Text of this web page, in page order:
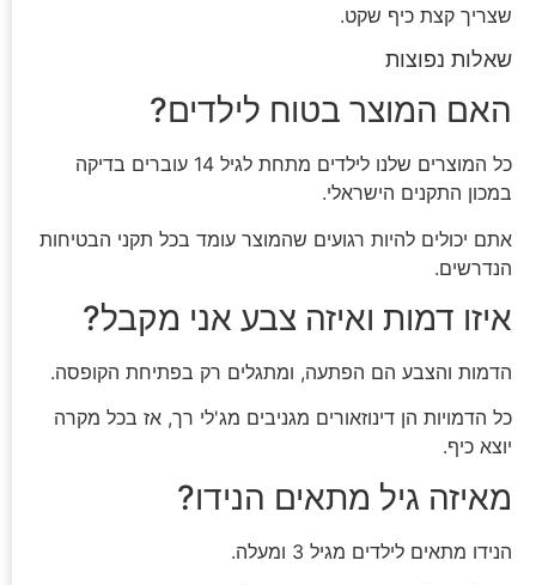
שצריך קצת כיף שקט.
שאלות נפוצות
האם המוצר בטוח לילדים?
כל המוצרים שלנו לילדים מתחת לגיל 14 עוברים בדיקה
במכון התקנים הישראלי.
אתם יכולים להיות רגועים שהמוצר עומד בכל תקני הבטיחות
הנדרשים.
איזו דמות ואיזה צבע אני מקבל?
הדמות והצבע הם הפתעה, ומתגלים רק בפתיחת הקופסה.
כל הדמויות הן דינוזאורים מגניבים מג'לי רך, אז בכל מקרה
יוצא כיף.
מאיזה גיל מתאים הנידו?
הנידו מתאים לילדים מגיל 3 ומעלה.